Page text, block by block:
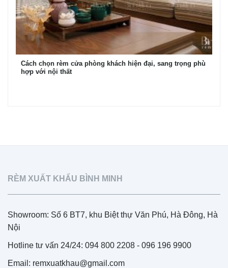
Cách chọn rèm cửa phòng khách hiện đại, sang trọng phù
hợp với nội thất
RÈM XUẤT KHẨU BÌNH MINH
Showroom: Số 6 BT7, khu Biệt thự Văn Phú, Hà Đông, Hà
Nội
Hotline tư vấn 24/24: 094 800 2208 - 096 196 9900
Email: remxuatkhau@gmail.com